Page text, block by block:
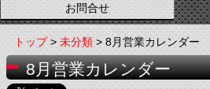
お問合せ
トップ>未分類> 8月営業カレンダー
8月営業カレンダー